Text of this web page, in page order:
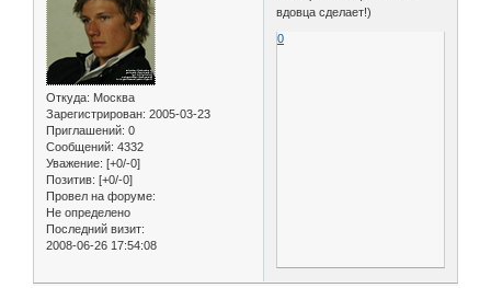
Откуда: Москва
Зарегистрирован: 2005-03-23
Приглашений: 0
Сообщений: 4332
Уважение: [+0/-0]
Позитив: [+0/-0]
Провел на форуме:
Не определено
Последний визит:
2008-06-26 17:54:08
вдовца сделает!)
0